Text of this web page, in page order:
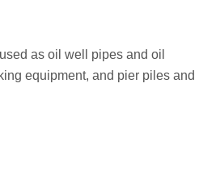
as oil well pipes and oil
equipment, and pier piles and